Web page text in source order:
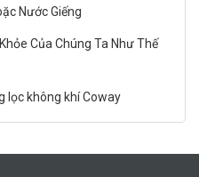
Nước Giếng
Của Chúng Ta Như Thế
lọc không khí Coway